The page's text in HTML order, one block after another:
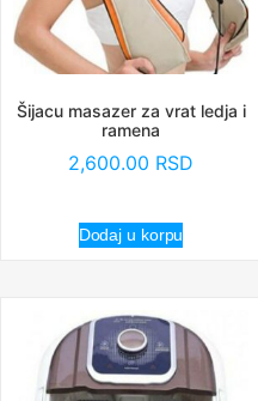
Šijacu masazer za vrat ledja i
ramena
2,600.00 RSD
Dodaj u korpu